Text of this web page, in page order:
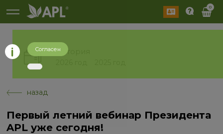
0
История
назад
Первый летний вебинар Президента
APL уже сегодня!
Согласен